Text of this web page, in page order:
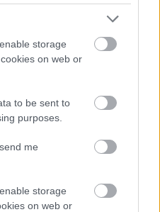
storage
on web or
to be sent to
purposes.
me
storage
on web or